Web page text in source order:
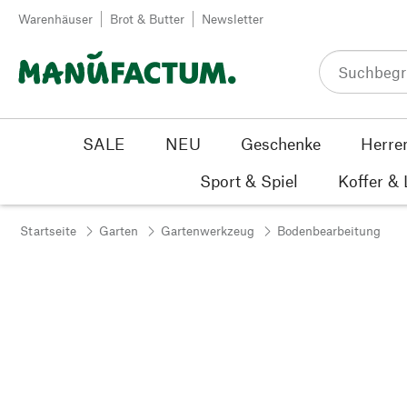
Zum Inhalt springen
Warenhäuser Brot & Butter Newsletter
SALE NEU Geschenke
Sport & Spiel
Koffer &
Startseite Garten Gartenwerkzeug Bodenbearbeitung